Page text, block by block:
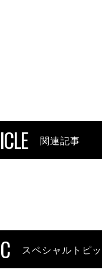
関連記事
スペシャルトピ